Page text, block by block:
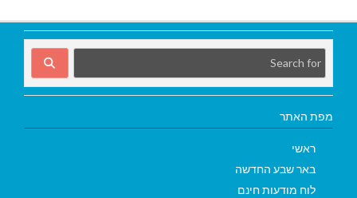
מפת האתר
ראשי
באר שבע החדשה
לוח מודעות חינם